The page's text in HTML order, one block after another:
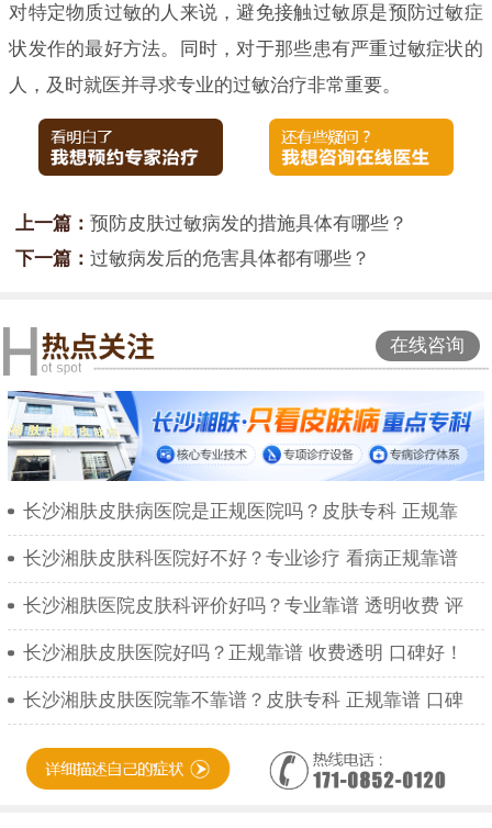
对特定物质过敏的人来说，避免接触过敏原是预防过敏症
状发作的最好方法。同时，对于那些患有严重过敏症状的
人，及时就医并寻求专业的过敏治疗非常重要。
上一篇： 预防皮肤过敏病发的措施具体有哪些？
下一篇： 过敏病发后的危害具体都有哪些？
在线咨询
长沙湘肤皮肤病医院是正规医院吗？皮肤专科 正规靠
长沙湘肤皮肤科医院好不好？专业诊疗 看病正规靠谱
长沙湘肤医院皮肤科评价好吗？专业靠谱 透明收费 评
长沙湘肤皮肤医院好吗？正规靠谱 收费透明 口碑好！
长沙湘肤皮肤医院靠不靠谱？皮肤专科 正规靠谱 口碑